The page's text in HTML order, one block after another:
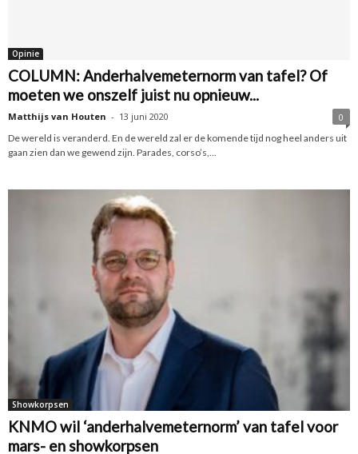
Opinie
COLUMN: Anderhalvemeternorm van tafel? Of
moeten we onszelf juist nu opnieuw...
Matthijs van Houten - 13 juni 2020
0
De wereld is veranderd. En de wereld zal er de komende tijd nog heel anders uit
gaan zien dan we gewend zijn. Parades, corso’s,...
Showkorpsen
KNMO wil ‘anderhalvemeternorm’ van tafel voor
mars- en showkorpsen